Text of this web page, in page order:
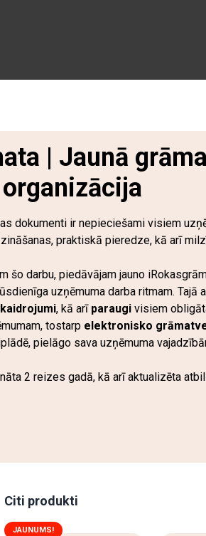
| Jaunā
dokumenti ir nepieciešami visiem
praktiskā pieredze, kā arī
šo darbu, piedāvājam jauno
uzņēmuma darba ritmam.
, kā arī paraugi visiem
tostarp elektronisko
pielāgo sava uzņēmuma
2 reizes gadā, kā arī aktualizēta
Citi produkti
JAUNUMS!